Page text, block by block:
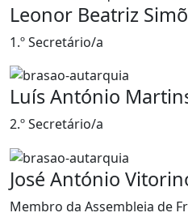
Leonor Beatriz
1.º Secretário/a
Luís António
2.º Secretário/a
José António
Membro da Assembleia de